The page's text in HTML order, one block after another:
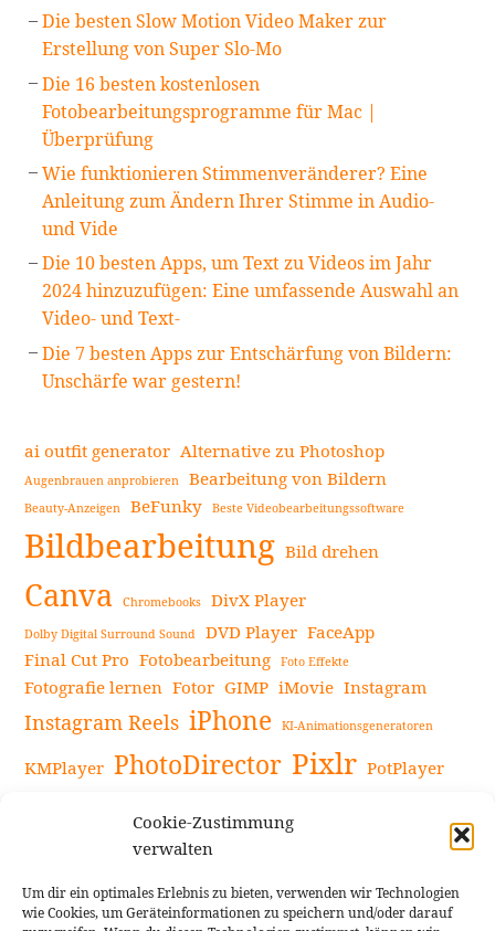
Cookie-Zustimmung
verwalten
Um dir ein optimales Erlebnis zu bieten, verwenden wir Technologien
wie Cookies, um Geräteinformationen zu speichern und/oder darauf
Die besten Slow Motion Video Maker zur
Erstellung von Super Slo-Mo
Die 16 besten kostenlosen
Fotobearbeitungsprogramme für Mac |
Überprüfung
Wie funktionieren Stimmenveränderer? Eine
Anleitung zum Ändern Ihrer Stimme in Audio-
und Vide
Die 10 besten Apps, um Text zu Videos im Jahr
2024 hinzuzufügen: Eine umfassende Auswahl an
Video- und Text-
Die 7 besten Apps zur Entschärfung von Bildern:
Unschärfe war gestern!
ai outfit generator Alternative zu Photoshop
Augenbrauen anprobieren Bearbeitung von Bildern
Beauty-Anzeigen BeFunky Beste Videobearbeitungssoftware
Bildbearbeitung Bild drehen
Canva Chromebooks DivX Player
Dolby Digital Surround Sound DVD Player FaceApp
Final Cut Pro Fotobearbeitung Foto Effekte
Fotografie lernen Fotor GIMP iMovie Instagram
Instagram Reels iPhone KI-Animationsgeneratoren
KMPlayer PhotoDirector Pixlr PotPlayer
Snapseed
Videoaufnahmen Tipps Videobearbeitung